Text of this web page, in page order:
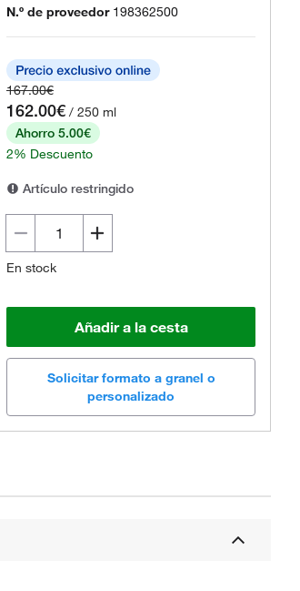
N.º de proveedor 198362500
167.00€
162.00€ / 250 ml
Ahorro 5.00€
2% Descuento
Artículo restringido
En stock
Añadir a la cesta
Solicitar formato a granel o
personalizado